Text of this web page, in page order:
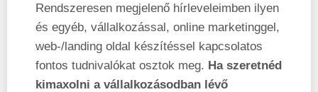
Rendszeresen megjelenő hírleveleimben ilyen
és egyéb, vállalkozással, online marketinggel,
web-/landing oldal készítéssel kapcsolatos
fontos tudnivalókat osztok meg. Ha szeretnéd
kimaxolni a vállalkozásodban lévő